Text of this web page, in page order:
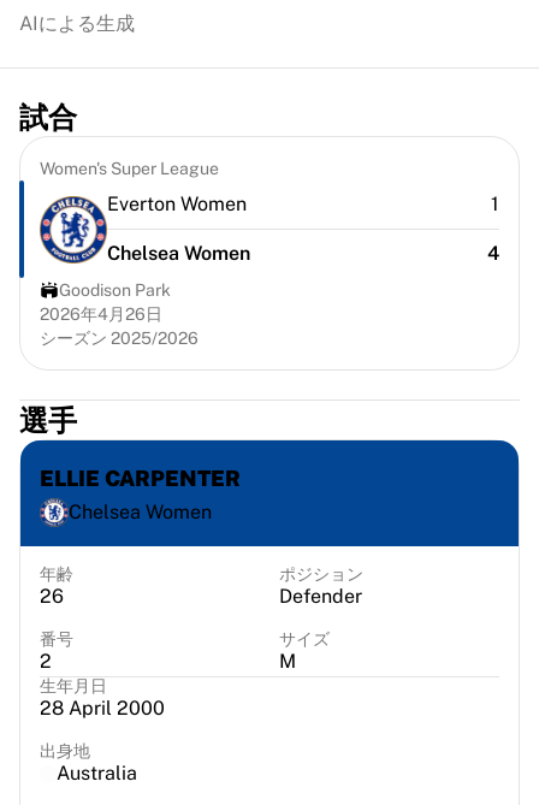
LAクリッパーズ
ヴィルトゥス・ボローニャ
バスケットボールをすべて表示
トップNBAチーム
シャーロット・ホーネッツ
シカゴ・ブルズ
ポートランド・トレイルブレイザーズ
LAクリッパーズ
NBAをすべて表示
トップ欧州チーム
ベシクタシュ・ゲイン
フェネルバフチェ・バスケットボール
ヴィルトゥス・ボローニャ
グエッリ・ナポリ
その他のスポーツ
自転車競技
スーダル・クイックステップ
Netcompany INEOS
チーム・ジェイコ・アルウラ
自転車競技をすべて表示
ラグビー
フランス・ラグビー
グロスター・ラグビー
AIによる生成
試合
Women's Super League
Everton Women 1
Chelsea Women 4
Goodison Park
2026年4月26日
シーズン 2025/2026
選手
ELLIE CARPENTER
Chelsea Women
年齢
26
ポジション
Defender
番号
2
サイズ
M
生年月日
28 April 2000
出身地
Australia